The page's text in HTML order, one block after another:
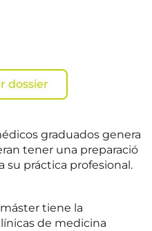
dossier
graduados genera
tener una preparació
su práctica profesional.
tiene la
de medicina